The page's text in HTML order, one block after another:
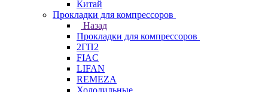
Китай
Прокладки для компрессоров
Назад
Прокладки для компрессоров
2ГП2
FIAC
LIFAN
REMEZA
Холодильные